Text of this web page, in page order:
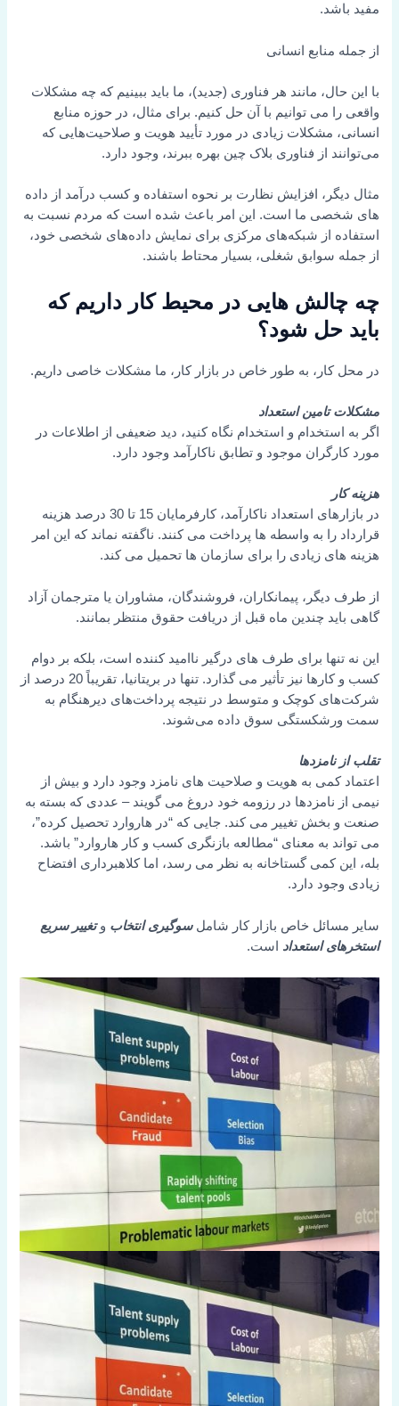
مفید باشد.
از جمله منابع انسانی
با این حال، مانند هر فناوری (جدید)، ما باید ببینیم که چه مشکلات
واقعی را می توانیم با آن حل کنیم. برای مثال، در حوزه منابع
انسانی، مشکلات زیادی در مورد تأیید هویت و صلاحیت‌هایی که
می‌توانند از فناوری بلاک چین بهره ببرند، وجود دارد.
مثال دیگر، افزایش نظارت بر نحوه استفاده و کسب درآمد از داده
های شخصی ما است. این امر باعث شده است که مردم نسبت به
استفاده از شبکه‌های مرکزی برای نمایش داده‌های شخصی خود،
از جمله سوابق شغلی، بسیار محتاط باشند.
چه چالش هایی در محیط کار داریم که
باید حل شود؟
در محل کار، به طور خاص در بازار کار، ما مشکلات خاصی داریم.
مشکلات تامین استعداد
اگر به استخدام و استخدام نگاه کنید، دید ضعیفی از اطلاعات در
مورد کارگران موجود و تطابق ناکارآمد وجود دارد.
هزینه کار
در بازارهای استعداد ناکارآمد، کارفرمایان 15 تا 30 درصد هزینه
قرارداد را به واسطه ها پرداخت می کنند. ناگفته نماند که این امر
هزینه های زیادی را برای سازمان ها تحمیل می کند.
از طرف دیگر، پیمانکاران، فروشندگان، مشاوران یا مترجمان آزاد
گاهی باید چندین ماه قبل از دریافت حقوق منتظر بمانند.
این نه تنها برای طرف های درگیر ناامید کننده است، بلکه بر دوام
کسب و کارها نیز تأثیر می گذارد. تنها در بریتانیا، تقریباً 20 درصد از
شرکت‌های کوچک و متوسط در نتیجه پرداخت‌های دیرهنگام به
سمت ورشکستگی سوق داده می‌شوند.
تقلب از نامزدها
اعتماد کمی به هویت و صلاحیت های نامزد وجود دارد و بیش از
نیمی از نامزدها در رزومه خود دروغ می گویند – عددی که بسته به
صنعت و بخش تغییر می کند. جایی که “در هاروارد تحصیل کرده”،
می تواند به معنای “مطالعه بازنگری کسب و کار هاروارد” باشد.
بله، این کمی گستاخانه به نظر می رسد، اما کلاهبرداری افتضاح
زیادی وجود دارد.
سایر مسائل خاص بازار کار شاملسوگیری انتخاب وتغییر سریع
استخرهای استعداد است.